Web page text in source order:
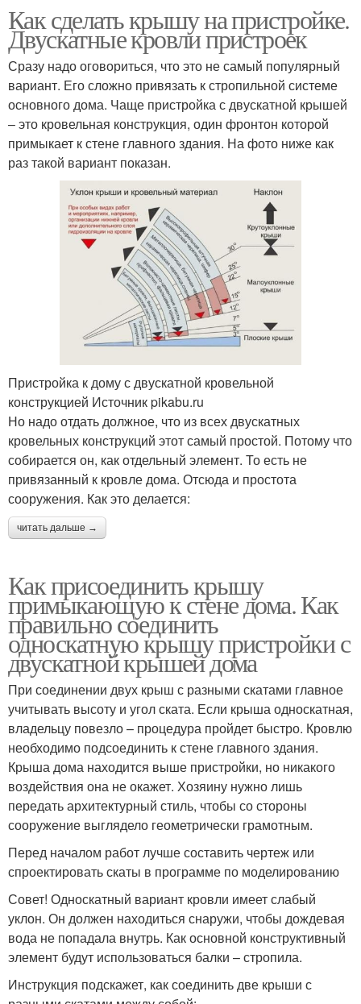
Фронтонная крыша
Как сделать крышу на пристройке.
Двускатные кровли пристроек
Сразу надо оговориться, что это не самый популярный
вариант. Его сложно привязать к стропильной системе
основного дома. Чаще пристройка с двускатной крышей
– это кровельная конструкция, один фронтон которой
примыкает к стене главного здания. На фото ниже как
раз такой вариант показан.
Пристройка к дому с двускатной кровельной
конструкцией Источник pikabu.ru
Но надо отдать должное, что из всех двускатных
кровельных конструкций этот самый простой. Потому что
собирается он, как отдельный элемент. То есть не
привязанный к кровле дома. Отсюда и простота
сооружения. Как это делается:
читать дальше →
Как присоединить крышу
примыкающую к стене дома. Как
правильно соединить
односкатную крышу пристройки с
двускатной крышей дома
При соединении двух крыш с разными скатами главное
учитывать высоту и угол ската. Если крыша односкатная,
владельцу повезло – процедура пройдет быстро. Кровлю
необходимо подсоединить к стене главного здания.
Крыша дома находится выше пристройки, но никакого
воздействия она не окажет. Хозяину нужно лишь
передать архитектурный стиль, чтобы со стороны
сооружение выглядело геометрически грамотным.
Перед началом работ лучше составить чертеж или
спроектировать скаты в программе по моделированию
Совет! Односкатный вариант кровли имеет слабый
уклон. Он должен находиться снаружи, чтобы дождевая
вода не попадала внутрь. Как основной конструктивный
элемент будут использоваться балки – стропила.
Инструкция подскажет, как соединить две крыши с